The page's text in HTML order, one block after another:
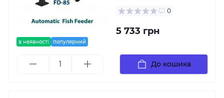
в наявності популярний
0
5 733 грн
До кошика